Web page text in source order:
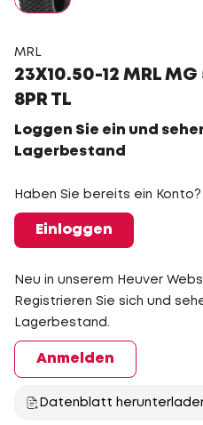
MRL
23X10.50-12 MRL MG
8PR TL
Loggen Sie ein und
Lagerbestand
Haben Sie bereits ein
Einloggen
Neu in unserem Heuver
Registrieren Sie sich und
Lagerbestand.
Anmelden
Datenblatt